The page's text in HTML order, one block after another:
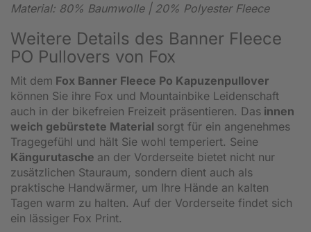
Material: 80% Baumwolle | 20% Polyester Fleece
Weitere Details des Banner Fleece
PO Pullovers von Fox
Mit dem Fox Banner Fleece Po Kapuzenpullover
können Sie ihre Fox und Mountainbike Leidenschaft
auch in der bikefreien Freizeit präsentieren. Das innen
weich gebürstete Material sorgt für ein angenehmes
Tragegefühl und hält Sie wohl temperiert. Seine
Kängurutasche an der Vorderseite bietet nicht nur
zusätzlichen Stauraum, sondern dient auch als
praktische Handwärmer, um Ihre Hände an kalten
Tagen warm zu halten. Auf der Vorderseite findet sich
ein lässiger Fox Print.